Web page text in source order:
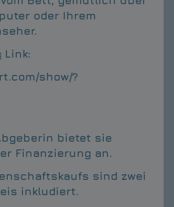
oder Ihrem
Link:
show/?
bietet sie
Finanzierung an.
sind zwei
inkludiert.